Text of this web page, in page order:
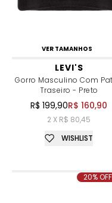
VER TAMANHOS
LEVI'S
Gorro Masculino Com
Traseiro - Preto
R$ 199,90R$ 160,90
2 X R$ 80,45
WISHLIST
20% OFF